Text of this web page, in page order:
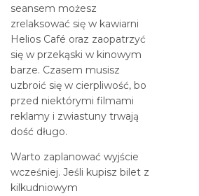
seansem możesz
zrelaksować się w kawiarni
Helios Café oraz zaopatrzyć
się w przekąski w kinowym
barze. Czasem musisz
uzbroić się w cierpliwość, bo
przed niektórymi filmami
reklamy i zwiastuny trwają
dość długo.
Warto zaplanować wyjście
wcześniej. Jeśli kupisz bilet z
kilkudniowym